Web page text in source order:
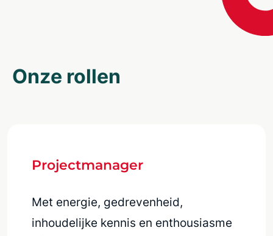
Onze rollen
Projectmanager
Met energie, gedrevenheid,
inhoudelijke kennis en enthousiasme